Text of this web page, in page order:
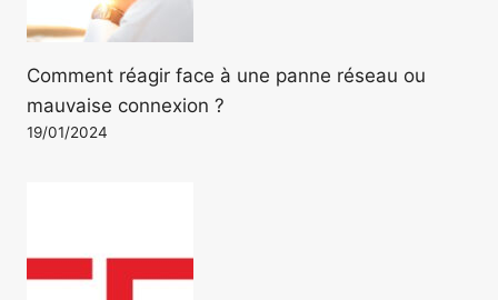
Comment réagir face à une panne réseau ou
mauvaise connexion ?
19/01/2024